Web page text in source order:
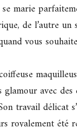
marie
de l’autre
vous
avec des
travail délicat